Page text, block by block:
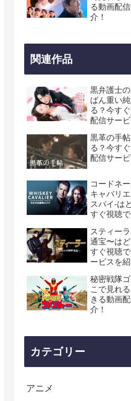
る動画配
介！
関連作品
黒弁護士
ばん重い
る？今す
配信サー
黒革の手
る？今す
配信サー
コードネ
キャバリ
スパイ-は
すぐ視聴
スティー
通宝〜は
すぐ視聴
ービスを紹
秘密戦隊
こで見れ
きる動画
介！
カテゴリー
アニメ